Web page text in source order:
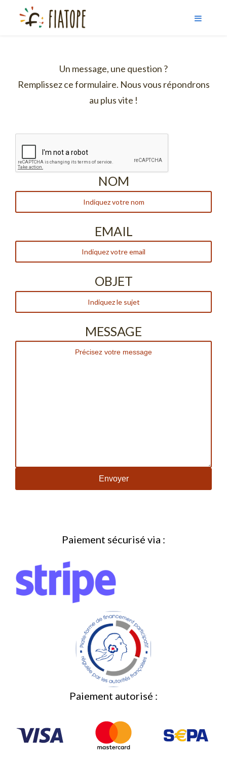
Un message, une question ?
Remplissez ce formulaire. Nous vous répondrons
au plus vite !
NOM
EMAIL
OBJET
MESSAGE
Paiement sécurisé via :
Paiement autorisé :